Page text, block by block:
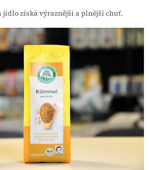
jídlo získá výraznější a plnější chuť.